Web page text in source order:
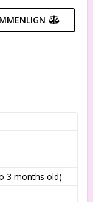
3 months old)